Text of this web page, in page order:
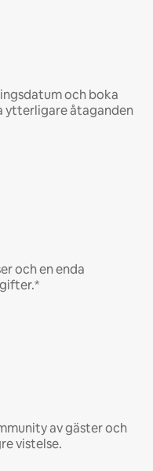
och boka
ytterligare åtaganden
och en enda
av gäster och
vistelse.